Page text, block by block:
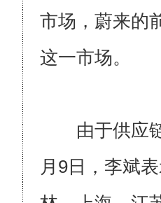
市场，蔚来的
这一市场。
由于供应链
月9日，李斌